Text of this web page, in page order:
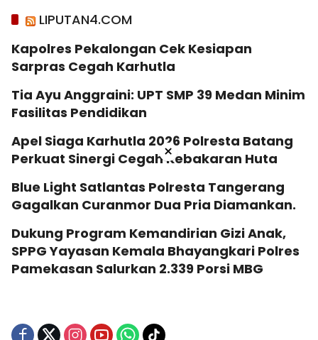
LIPUTAN4.COM
Kapolres Pekalongan Cek Kesiapan
Sarpras Cegah Karhutla
Tia Ayu Anggraini: UPT SMP 39 Medan Minim
Fasilitas Pendidikan
Apel Siaga Karhutla 2026 Polresta Batang
Perkuat Sinergi Cegah Kebakaran Huta
Blue Light Satlantas Polresta Tangerang
Gagalkan Curanmor Dua Pria Diamankan.
Dukung Program Kemandirian Gizi Anak,
SPPG Yayasan Kemala Bhayangkari Polres
Pamekasan Salurkan 2.339 Porsi MBG
×